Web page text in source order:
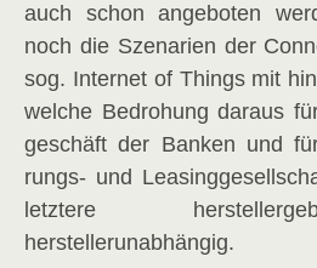
auch schon ange­bo­ten
noch die Sze­na­ri­en der
sog. Inter­net of Things mit
wel­che Bedro­hung dar­aus
ge­schäft der Ban­ken und
rungs- und
letz­te­re
herstellerunabhängig.